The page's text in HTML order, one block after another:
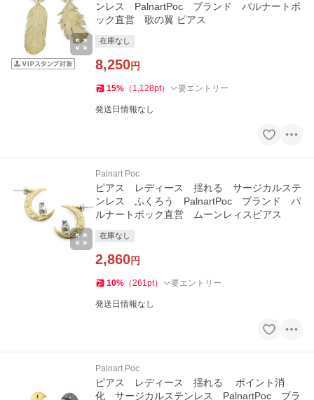
ンレス PalnartPoc ブランド パルナートポ
ック直営 歌の翼 ピアス
在庫なし
8,250円
15% （ 1,128pt） 要エントリー
発送日情報なし
Palnart Poc
ピアス レディース 揺れる サージカルステ
ンレス ふくろう PalnartPoc ブランド パ
ルナートポック直営 ムーンレィスピアス
在庫なし
2,860円
10% （261pt） 要エントリー
発送日情報なし
Palnart Poc
ピアス レディース 揺れる ポイント消
化 サージカルステンレス PalnartPoc ブラ